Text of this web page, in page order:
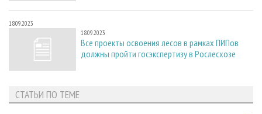
18.09.2023
18.09.2023
Все проекты освоения лесов в рамках ПИПов
должны пройти госэкспертизу в Рослесхозе
СТАТЬИ ПО ТЕМЕ